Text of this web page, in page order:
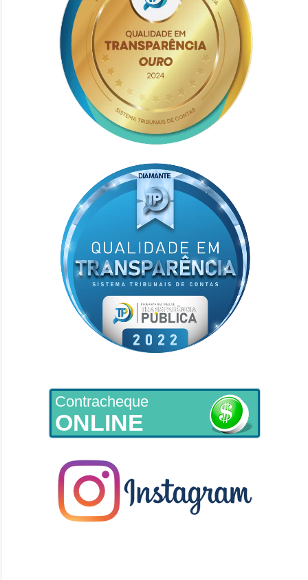
Contracheque
ONLINE